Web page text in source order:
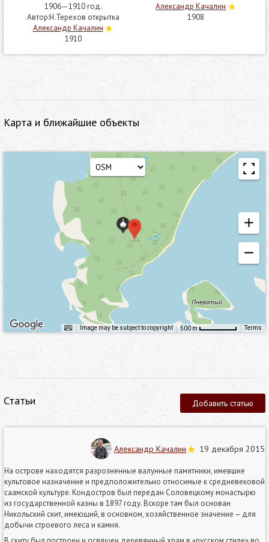
1906—1910 год.
Автор:Н.Терехов открытка
Александр Качалин
1910
Александр Качалин
1908
Карта и ближайшие объекты
Image may be subject to copyright 500 m Terms
Добавить статью
Статьи
Александр Качалин 19 декабря 2015
На острове находятся разрозненные валунные памятники, имевшие
культовое назначение и предположительно относимые к средневековой
саамской культуре. Кондостров был передан Соловецкому монастырю
из государственной казны в 1897 году. Вскоре там был основан
Никольский скит, имеющий, в основном, хозяйственное значение – для
добычи строевого леса и камня.